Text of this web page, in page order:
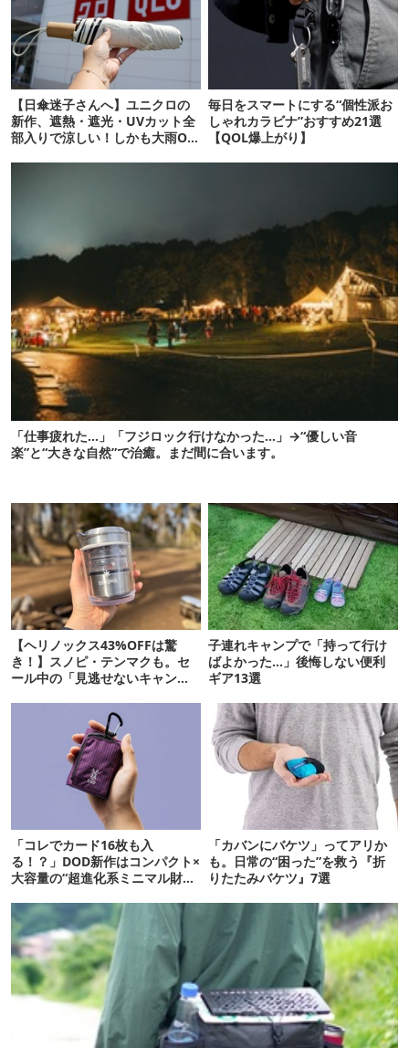
【日傘迷子さんへ】ユニクロの
新作、遮熱・遮光・UVカット全
部入りで涼しい！しかも大雨OK
毎日をスマートにする“個性派お
しゃれカラビナ”おすすめ21選
【QOL爆上がり】
「仕事疲れた…」「フジロック行けなかった…」→“優しい音
楽”と“大きな自然”で治癒。まだ間に合います。
【ヘリノックス43%OFFは驚
き！】スノピ・テンマクも。セ
ール中の「見逃せないキャンプ
子連れキャンプで「持って行け
ばよかった…」後悔しない便利
ギア13選
「コレでカード16枚も入
る！？」DOD新作はコンパクト×
大容量の“超進化系ミニマル財
「カバンにバケツ」ってアリか
も。日常の“困った”を救う『折
りたたみバケツ』7選